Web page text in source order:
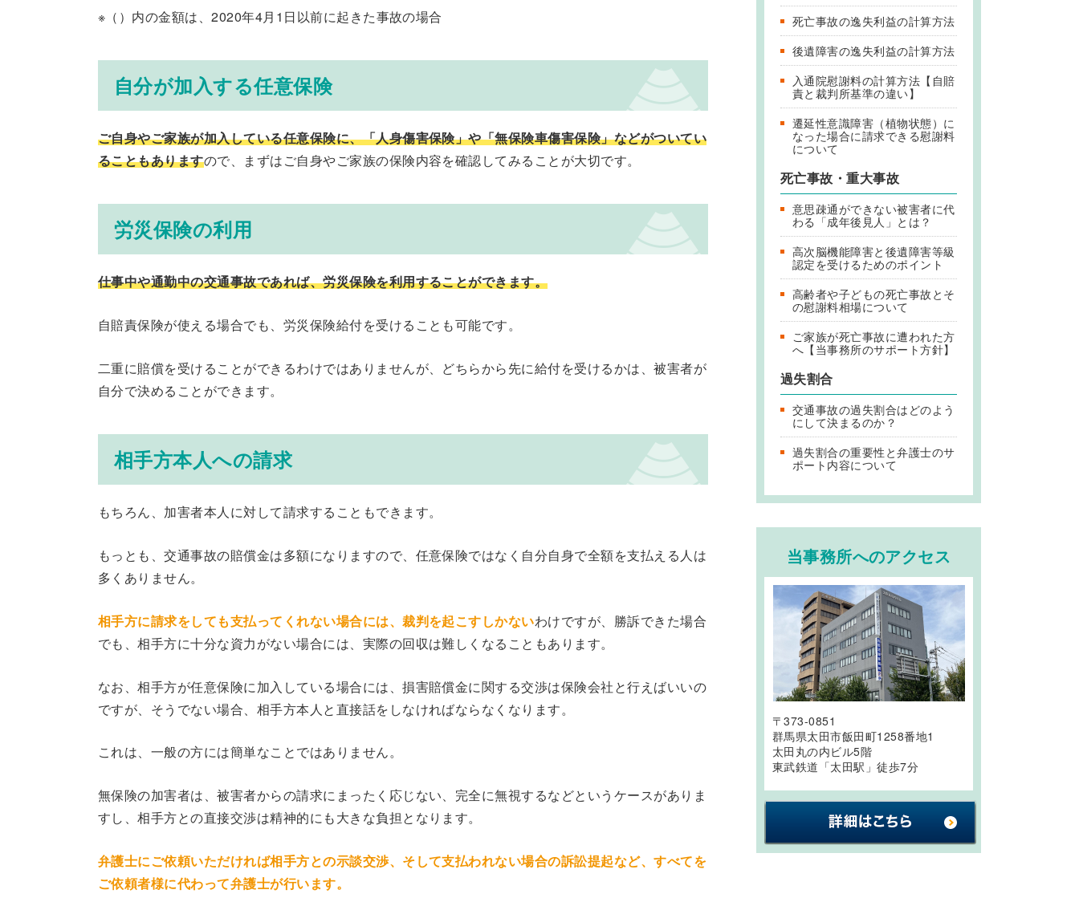
※（）内の金額は、2020年4月1日以前に起きた事故の場合
自分が加入する任意保険
ご自身やご家族が加入している任意保険に、「人身傷害保険」や「無保険車傷害保険」などがついてい
ることもありますので、まずはご自身やご家族の保険内容を確認してみることが大切です。
労災保険の利用
仕事中や通勤中の交通事故であれば、労災保険を利用することができます。
自賠責保険が使える場合でも、労災保険給付を受けることも可能です。
二重に賠償を受けることができるわけではありませんが、どちらから先に給付を受けるかは、被害者が
自分で決めることができます。
相手方本人への請求
もちろん、加害者本人に対して請求することもできます。
もっとも、交通事故の賠償金は多額になりますので、任意保険ではなく自分自身で全額を支払える人は
多くありません。
相手方に請求をしても支払ってくれない場合には、裁判を起こすしかないわけですが、勝訴できた場合
でも、相手方に十分な資力がない場合には、実際の回収は難しくなることもあります。
なお、相手方が任意保険に加入している場合には、損害賠償金に関する交渉は保険会社と行えばいいの
ですが、そうでない場合、相手方本人と直接話をしなければならなくなります。
これは、一般の方には簡単なことではありません。
無保険の加害者は、被害者からの請求にまったく応じない、完全に無視するなどというケースがありま
すし、相手方との直接交渉は精神的にも大きな負担となります。
弁護士にご依頼いただければ相手方との示談交渉、そして支払われない場合の訴訟提起など、すべてを
ご依頼者様に代わって弁護士が行います。
死亡事故の逸失利益の計算方法
後遺障害の逸失利益の計算方法
入通院慰謝料の計算方法【自賠
責と裁判所基準の違い】
遷延性意識障害（植物状態）に
なった場合に請求できる慰謝料
について
死亡事故・重大事故
意思疎通ができない被害者に代
わる「成年後見人」とは？
高次脳機能障害と後遺障害等級
認定を受けるためのポイント
高齢者や子どもの死亡事故とそ
の慰謝料相場について
ご家族が死亡事故に遭われた方
へ【当事務所のサポート方針】
過失割合
交通事故の過失割合はどのよう
にして決まるのか？
過失割合の重要性と弁護士のサ
ポート内容について
当事務所へのアクセス
〒373-0851
群馬県太田市飯田町1258番地1
太田丸の内ビル5階
東武鉄道「太田駅」徒歩7分